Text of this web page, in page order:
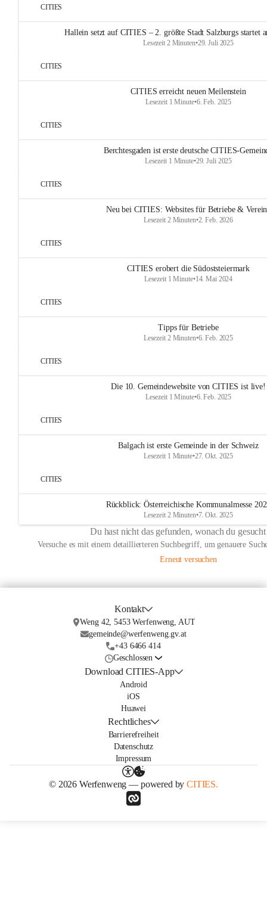
CITIES
Hallein setzt auf CITIES – 2. größte Stadt Salzburgs startet
Lesezeit 2 Minuten•29. Juli 2025
CITIES
CITIES erreicht neuen Meilenstein
Lesezeit 1 Minute•6. Feb. 2025
CITIES
Berchtesgaden ist erste deutsche CITIES-
Lesezeit 1 Minute•29. Juli 2025
CITIES
Neu bei CITIES: Websites für Betriebe &
Lesezeit 2 Minuten•2. Feb. 2026
CITIES
CITIES erobert die Südoststeiermark
Lesezeit 1 Minute•14. Mai 2024
CITIES
Tipps für Betriebe
Lesezeit 2 Minuten•6. Feb. 2025
CITIES
Die 10. Gemeindewebsite von CITIES ist live!
Lesezeit 1 Minute•6. Feb. 2025
CITIES
Balgach ist erste Gemeinde in der Schweiz
Lesezeit 1 Minute•27. Okt. 2025
CITIES
Rückblick: Österreichische Kommunalmesse
Lesezeit 2 Minuten•7. Okt. 2025
Du hast nicht das gefunden, wonach du gesucht
Versuche es mit einem detaillierteren Suchbegriff, um genauere
Erneut versuchen
Kontakt
Weng 42, 5453 Werfenweng, AUT
gemeinde@werfenweng.gv.at
+43 6466 414
Geschlossen
Download CITIES-App
Android
iOS
Huawei
Rechtliches
Barrierefreiheit
Datenschutz
Impressum
© 2026 Werfenweng — powered byCITIES.